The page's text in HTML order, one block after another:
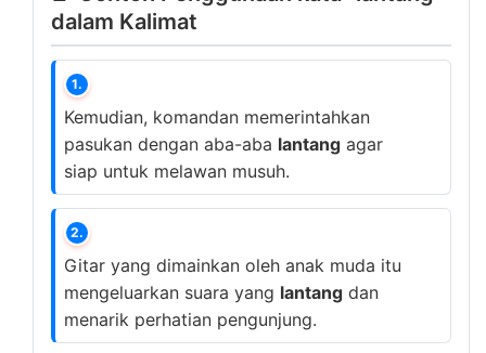
dalam Kalimat
1.
Kemudian, komandan memerintahkan
pasukan dengan aba-aba lantang agar
siap untuk melawan musuh.
2.
Gitar yang dimainkan oleh anak muda itu
mengeluarkan suara yang lantang dan
menarik perhatian pengunjung.